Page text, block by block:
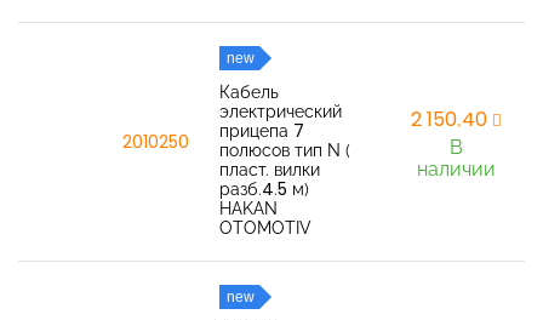
2010250
new
Кабель
электрический
прицепа 7
полюсов тип N (
пласт. вилки
разб.4.5 м)
HAKAN
OTOMOTIV
2 150,40
В
наличии
new